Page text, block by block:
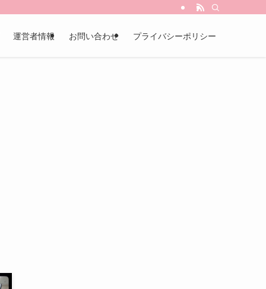
運営者情報 お問い合わせ プライバシーポリシー